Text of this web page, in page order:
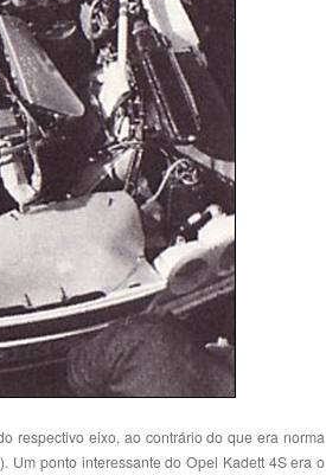
respectivo eixo, ao contrário do que era norma
Um ponto interessante do Opel Kadett 4S era o